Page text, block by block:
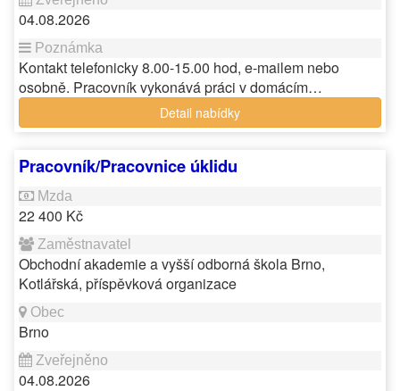
04.08.2026
Kontakt telefonicky 8.00-15.00 hod, e-mailem nebo
osobně. Pracovník vykonává práci v domácím…
Detail nabídky
Pracovník/Pracovnice úklidu
22 400 Kč
Obchodní akademie a vyšší odborná škola Brno,
Kotlářská, příspěvková organizace
Brno
04.08.2026